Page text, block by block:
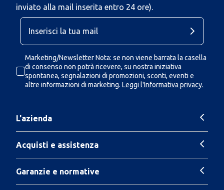
inviato alla mail inserita entro 24 ore).
Marketing/Newsletter Nota: se non viene barrata la casella
di consenso non potrà ricevere, su nostra iniziativa
spontanea, segnalazioni di promozioni, sconti, eventi e
altre informazioni di marketing. Leggi l'Informativa privacy.
L'azienda
Acquisti e assistenza
Garanzie e normative